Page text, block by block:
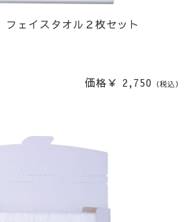
ェイスタオル２枚セット
価格￥ 2,750 （税込）